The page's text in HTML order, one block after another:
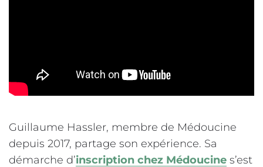
Guillaume Hassler, membre de Médoucine
depuis 2017, partage son expérience. Sa
démarche d’inscription chez Médoucine s’est